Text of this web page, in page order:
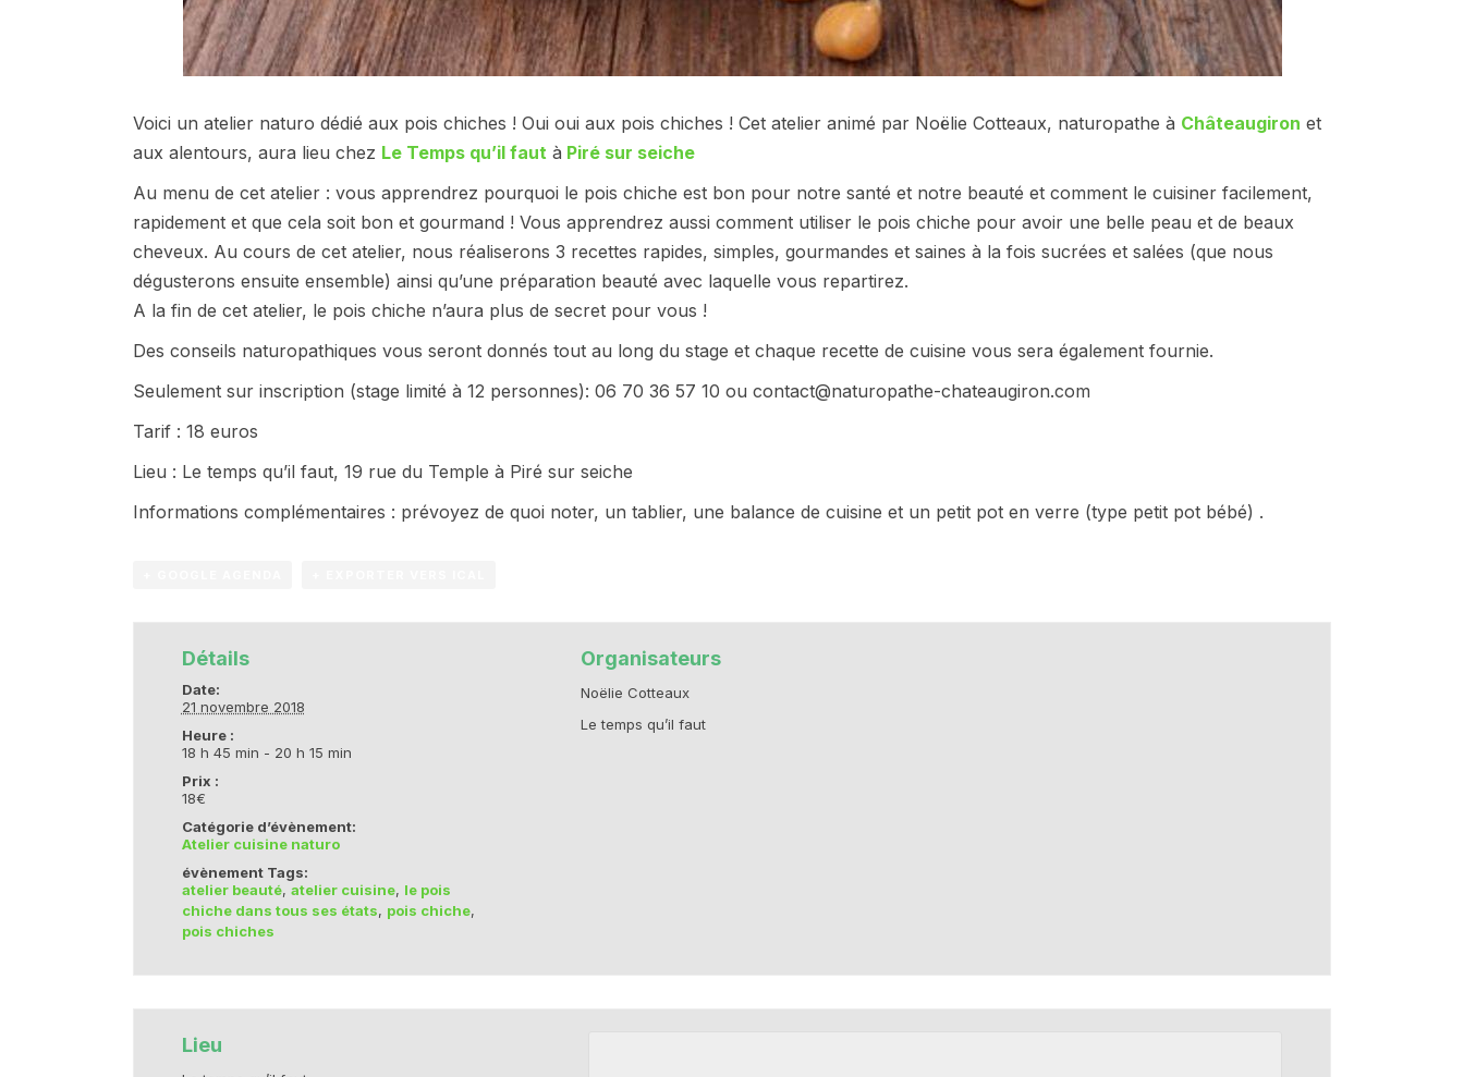
Voici un atelier naturo dédié aux pois chiches ! Oui oui aux pois chiches ! Cet atelier animé par Noëlie Cotteaux, naturopathe à Châteaugiron et
aux alentours, aura lieu chez Le Temps qu’il faut à Piré sur seiche
Au menu de cet atelier : vous apprendrez pourquoi le pois chiche est bon pour notre santé et notre beauté et comment le cuisiner facilement,
rapidement et que cela soit bon et gourmand ! Vous apprendrez aussi comment utiliser le pois chiche pour avoir une belle peau et de beaux
cheveux. Au cours de cet atelier, nous réaliserons 3 recettes rapides, simples, gourmandes et saines à la fois sucrées et salées (que nous
dégusterons ensuite ensemble) ainsi qu’une préparation beauté avec laquelle vous repartirez.
A la fin de cet atelier, le pois chiche n’aura plus de secret pour vous !
Des conseils naturopathiques vous seront donnés tout au long du stage et chaque recette de cuisine vous sera également fournie.
Seulement sur inscription (stage limité à 12 personnes): 06 70 36 57 10 ou contact@naturopathe-chateaugiron.com
Tarif : 18 euros
Lieu : Le temps qu’il faut, 19 rue du Temple à Piré sur seiche
Informations complémentaires : prévoyez de quoi noter, un tablier, une balance de cuisine et un petit pot en verre (type petit pot bébé) .
Détails
Date:
21 novembre 2018
Heure :
18 h 45 min - 20 h 15 min
Prix :
18€
Catégorie d’évènement:
Atelier cuisine naturo
évènement Tags:
atelier beauté, atelier cuisine, le pois
chiche dans tous ses états, pois chiche,
pois chiches
Organisateurs
Noëlie Cotteaux
Le temps qu’il faut
Lieu